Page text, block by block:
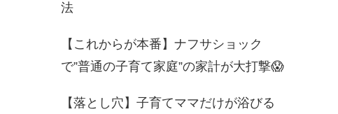
法
【これからが本番】ナフサショック
で”普通の子育て家庭”の家計が大打撃😱
【落とし穴】子育てママだけが浴びる